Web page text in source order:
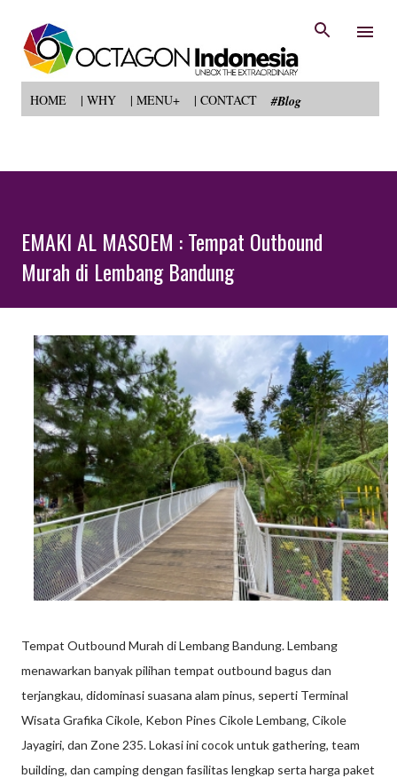
HOME | WHY | MENU+ | CONTACT #Blog
EMAKI AL MASOEM : Tempat Outbound
Murah di Lembang Bandung
Tempat Outbound Murah di Lembang Bandung. Lembang
menawarkan banyak pilihan tempat outbound bagus dan
terjangkau, didominasi suasana alam pinus, seperti Terminal
Wisata Grafika Cikole, Kebon Pines Cikole Lembang, Cikole
Jayagiri, dan Zone 235. Lokasi ini cocok untuk gathering, team
building, dan camping dengan fasilitas lengkap serta harga paket